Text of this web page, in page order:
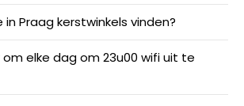
in Praag kerstwinkels vinden?
elke dag om 23u00 wifi uit te